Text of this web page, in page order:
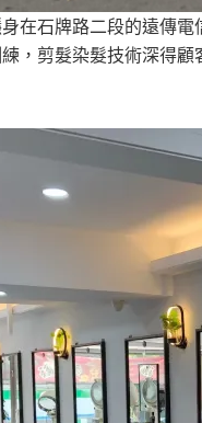
在石牌路二段的遠傳
，剪髮染髮技術深得